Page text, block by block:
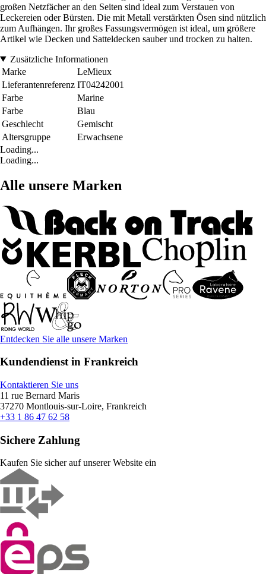
großen Netzfächer an den Seiten sind ideal zum Verstauen von
Leckereien oder Bürsten. Die mit Metall verstärkten Ösen sind nützlich
zum Aufhängen. Ihr großes Fassungsvermögen ist ideal, um größere
Artikel wie Decken und Satteldecken sauber und trocken zu halten.
Zusätzliche Informationen
Marke
LeMieux
Lieferantenreferenz IT04242001
Farbe
Marine
Farbe
Blau
Geschlecht
Gemischt
Altersgruppe
Erwachsene
Loading...
Loading...
Alle unsere Marken
Entdecken Sie alle unsere Marken
Kundendienst in Frankreich
Kontaktieren Sie uns
11 rue Bernard Maris
37270 Montlouis-sur-Loire, Frankreich
+33 1 86 47 62 58
Sichere Zahlung
Kaufen Sie sicher auf unserer Website ein